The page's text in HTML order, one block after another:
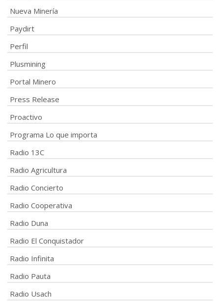
Nueva Minería
Paydirt
Perfil
Plusmining
Portal Minero
Press Release
Proactivo
Programa Lo que importa
Radio 13C
Radio Agricultura
Radio Concierto
Radio Cooperativa
Radio Duna
Radio El Conquistador
Radio Infinita
Radio Pauta
Radio Usach